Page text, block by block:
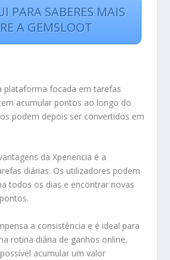
PARA SABERES MAIS
A GEMSLOOT
plataforma focada em tarefas
acumular pontos ao longo do
podem depois ser convertidos em
da Xperiencia é a
diárias. Os utilizadores podem
todos os dias e encontrar novas
a consistência e é ideal para
rotina diária de ganhos online.
acumular um valor